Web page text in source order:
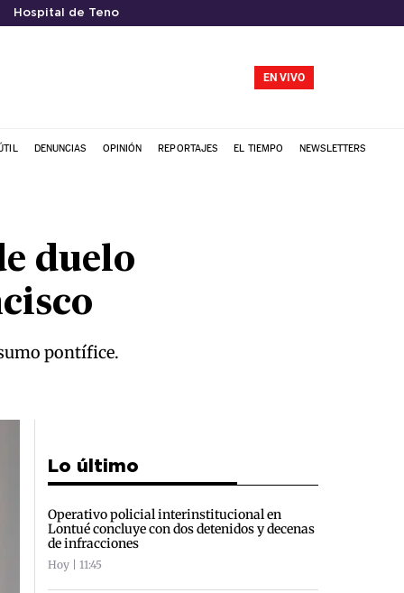
Hospital de Teno
EN VIVO
DENUNCIAS OPINIÓN REPORTAJES EL TIEMPO NEWSLETTERS
duelo
pontífice.
Lo último
Operativo policial interinstitucional en
Lontué concluye con dos detenidos y decenas
de infracciones
Hoy | 11:45